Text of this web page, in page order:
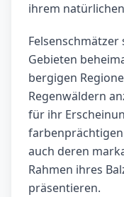
ihrem
Gebieten
bergigen
Regenwäldern
für ihr
auch deren
Rahmen ihres
präsentieren.